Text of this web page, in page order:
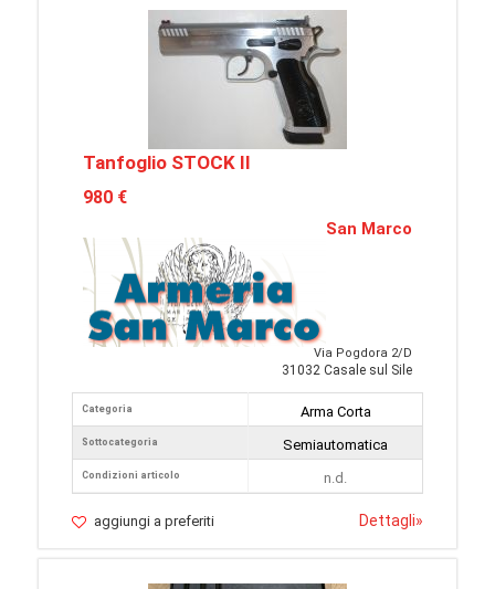
Tanfoglio STOCK II
980 €
San Marco
Via Pogdora 2/D
31032 Casale sul Sile
Categoria
Sottocategoria
Condizioni articolo
Arma Corta
Semiautomatica
n.d.
aggiungi a preferiti Dettagli»